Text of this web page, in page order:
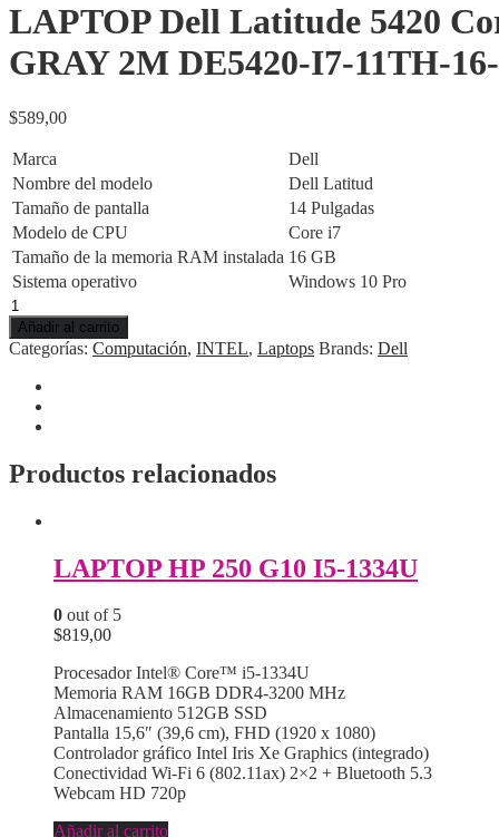
LAPTOP Dell Latitude 5420
GRAY 2M DE5420-I7-11TH-
$589,00
Marca
Dell
Nombre del modelo
Dell Latitud
Tamaño de pantalla
14 Pulgadas
Modelo de CPU
Core i7
Tamaño de la memoria RAM instalada 16 GB
Sistema operativo
Windows 10 Pro
LAPTOP
Dell
Latitude
5420
Core™
1185G7
SSD
16GB
WIN10
GRAY
DE5420-
11TH-
cantidad
Añadir al carrito
Categorías: Computación, INTEL, Laptops Brands: Dell
Productos relacionados
LAPTOP HP 250 G10 I5-1334U
0 out of 5
$819,00
Procesador Intel® Core™ i5-1334U
Memoria RAM 16GB DDR4-3200 MHz
Almacenamiento 512GB SSD
Pantalla 15,6″ (39,6 cm), FHD (1920 x 1080)
Controlador gráfico Intel Iris Xe Graphics (integrado)
Conectividad Wi-Fi 6 (802.11ax) 2×2 + Bluetooth 5.3
Webcam HD 720p
Añadir al carrito